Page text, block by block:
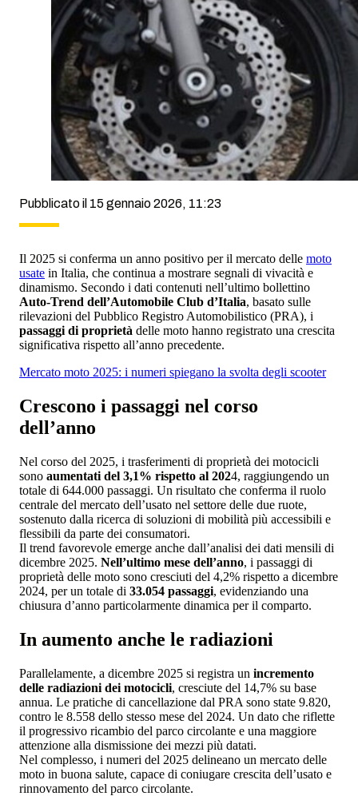
Pubblicato il 15 gennaio 2026, 11:23
Il 2025 si conferma un anno positivo per il mercato delle moto
usate in Italia, che continua a mostrare segnali di vivacità e
dinamismo. Secondo i dati contenuti nell’ultimo bollettino
Auto-Trend dell’Automobile Club d’Italia, basato sulle
rilevazioni del Pubblico Registro Automobilistico (PRA), i
passaggi di proprietà delle moto hanno registrato una crescita
significativa rispetto all’anno precedente.
Mercato moto 2025: i numeri spiegano la svolta degli scooter
Crescono i passaggi nel corso
dell’anno
Nel corso del 2025, i trasferimenti di proprietà dei motocicli
sono aumentati del 3,1% rispetto al 2024, raggiungendo un
totale di 644.000 passaggi. Un risultato che conferma il ruolo
centrale del mercato dell’usato nel settore delle due ruote,
sostenuto dalla ricerca di soluzioni di mobilità più accessibili e
flessibili da parte dei consumatori.
Il trend favorevole emerge anche dall’analisi dei dati mensili di
dicembre 2025. Nell’ultimo mese dell’anno, i passaggi di
proprietà delle moto sono cresciuti del 4,2% rispetto a dicembre
2024, per un totale di 33.054 passaggi, evidenziando una
chiusura d’anno particolarmente dinamica per il comparto.
In aumento anche le radiazioni
Parallelamente, a dicembre 2025 si registra un incremento
delle radiazioni dei motocicli, cresciute del 14,7% su base
annua. Le pratiche di cancellazione dal PRA sono state 9.820,
contro le 8.558 dello stesso mese del 2024. Un dato che riflette
il progressivo ricambio del parco circolante e una maggiore
attenzione alla dismissione dei mezzi più datati.
Nel complesso, i numeri del 2025 delineano un mercato delle
moto in buona salute, capace di coniugare crescita dell’usato e
rinnovamento del parco circolante.